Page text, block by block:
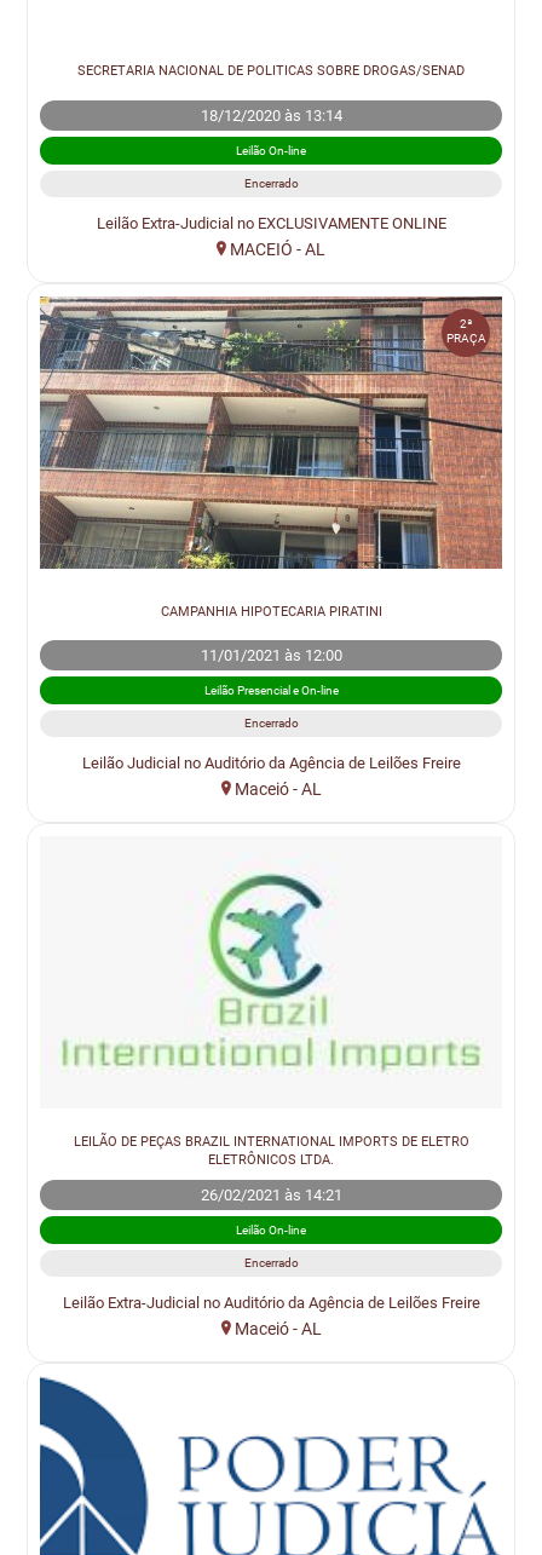
SECRETARIA NACIONAL DE POLITICAS SOBRE DROGAS/SENAD
18/12/2020 às 13:14
Leilão On-line
Encerrado
Leilão Extra-Judicial no EXCLUSIVAMENTE ONLINE
MACEIÓ - AL
2ª
PRAÇA
CAMPANHIA HIPOTECARIA PIRATINI
11/01/2021 às 12:00
Leilão Presencial e On-line
Encerrado
Leilão Judicial no Auditório da Agência de Leilões Freire
Maceió - AL
LEILÃO DE PEÇAS BRAZIL INTERNATIONAL IMPORTS DE ELETRO
ELETRÔNICOS LTDA.
26/02/2021 às 14:21
Leilão On-line
Encerrado
Leilão Extra-Judicial no Auditório da Agência de Leilões Freire
Maceió - AL